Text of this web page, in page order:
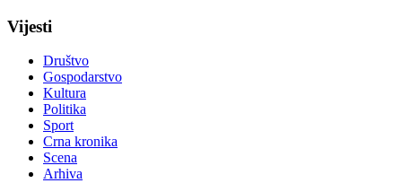
Vijesti
Društvo
Gospodarstvo
Kultura
Politika
Sport
Crna kronika
Scena
Arhiva